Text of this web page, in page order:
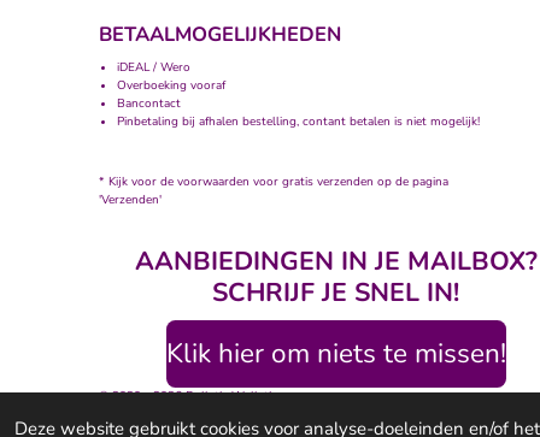
Deze website gebruikt cookies voor analyse-doeleinden en/of
BETAALMOGELIJKHEDEN
iDEAL / Wero
Overboeking vooraf
Bancontact
Pinbetaling bij afhalen bestelling, contant betalen is niet mogelijk!
* Kijk voor de voorwaarden voor gratis verzenden op de pagina
'Verzenden'
AANBIEDINGEN IN JE MAILBOX?
SCHRIJF JE SNEL IN!
Klik hier om niets te missen!
© 2020 - 2026 Bolletje Wolletje